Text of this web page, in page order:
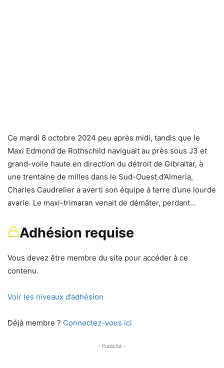
Ce mardi 8 octobre 2024 peu après midi, tandis que le
Maxi Edmond de Rothschild naviguait au près sous J3 et
grand-voile haute en direction du détroit de Gibraltar, à
une trentaine de milles dans le Sud-Ouest d’Almeria,
Charles Caudrelier a averti son équipe à terre d’une lourde
avarie. Le maxi-trimaran venait de démâter, perdant…
Adhésion requise
Vous devez être membre du site pour accéder à ce
contenu.
Voir les niveaux d’adhésion
Déjà membre ? Connectez-vous ici
- Publicité -